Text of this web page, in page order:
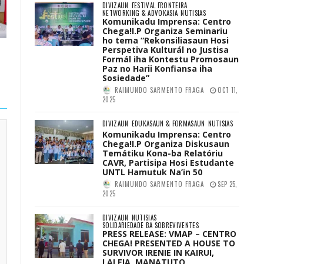
DIVIZAUN FESTIVAL FRONTEIRA
NETWORKING & ADVOKASIA NUTISIAS
Komunikadu Imprensa: Centro
Chega!I.P Organiza Seminariu
ho tema “Rekonsiliasaun Hosi
Perspetiva Kulturál no Justisa
Formál iha Kontestu Promosaun
Paz no Harii Konfiansa iha
Sosiedade”
RAIMUNDO SARMENTO FRAGA
OCT 11,
2025
DIVIZAUN EDUKASAUN & FORMASAUN NUTISIAS
Komunikadu Imprensa: Centro
Chega!I.P Organiza Diskusaun
Temátiku Kona-ba Relatóriu
CAVR, Partisipa Hosi Estudante
UNTL Hamutuk Na’in 50
RAIMUNDO SARMENTO FRAGA
SEP 25,
2025
DIVIZAUN NUTISIAS
SOLIDARIEDADE BA SOBREVIVENTES
PRESS RELEASE: VMAP – CENTRO
CHEGA! PRESENTED A HOUSE TO
SURVIVOR IRENIE IN KAIRUI,